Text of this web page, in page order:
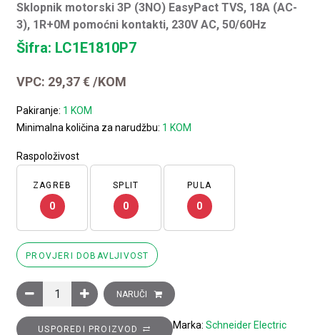
Sklopnik motorski 3P (3NO) EasyPact TVS, 18A (AC-
3), 1R+0M pomoćni kontakti, 230V AC, 50/60Hz
Šifra: LC1E1810P7
VPC: 29,37€ /KOM
Pakiranje: 1 KOM
Minimalna količina za narudžbu: 1 KOM
Raspoloživost
ZAGREB
0
SPLIT
0
PULA
0
PROVJERI DOBAVLJIVOST
Sklopnik motorski 3P (3NO) EasyPact TVS, 18A (AC-3),
NARUČI
USPOREDI PROIZVOD Marka: Schneider Electric